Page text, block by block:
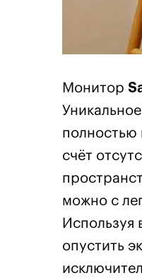
Монитор
полностью
счёт
можно с
Используя
опустить